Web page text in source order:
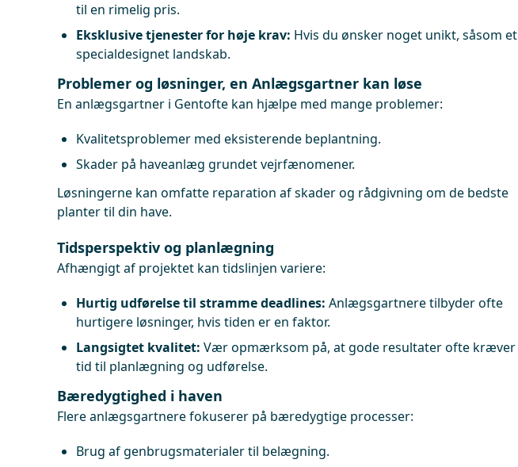
til en rimelig pris.
Eksklusive tjenester for høje krav: Hvis du ønsker noget unikt, såsom et
specialdesignet landskab.
Problemer og løsninger, en Anlægsgartner kan løse
En anlægsgartner i Gentofte kan hjælpe med mange problemer:
Kvalitetsproblemer med eksisterende beplantning.
Skader på haveanlæg grundet vejrfænomener.
Løsningerne kan omfatte reparation af skader og rådgivning om de bedste
planter til din have.
Tidsperspektiv og planlægning
Afhængigt af projektet kan tidslinjen variere:
Hurtig udførelse til stramme deadlines: Anlægsgartnere tilbyder ofte
hurtigere løsninger, hvis tiden er en faktor.
Langsigtet kvalitet: Vær opmærksom på, at gode resultater ofte kræver
tid til planlægning og udførelse.
Bæredygtighed i haven
Flere anlægsgartnere fokuserer på bæredygtige processer:
Brug af genbrugsmaterialer til belægning.